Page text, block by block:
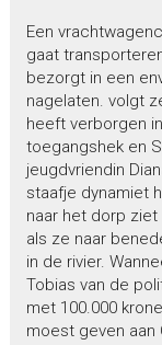
Een
gaat
bezorgt in een
nagelaten. volgt
heeft verborgen
toegangshek en
jeugdvriendin
staafje dynamiet
naar het dorp ziet
als ze naar
in de rivier.
Tobias van de
met 100.000
moest geven aan